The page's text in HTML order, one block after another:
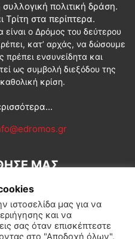
πολιτική δράση.
στα περίπτερα.
είναι ο Δρόμος του δεύτερου
κατ’ αρχάς, να δώσουμε
ενσυνείδητα και
ως συμβολή διεξόδου της
κρίση.
ΜΑΣ
ιστοσελίδα μας για να
και να
σας όταν επισκέπτεστε
στο "Αποδοχή όλων",